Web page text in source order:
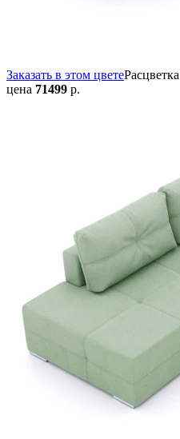
Заказать в этом цветеРасцветка
цена 71499 р.